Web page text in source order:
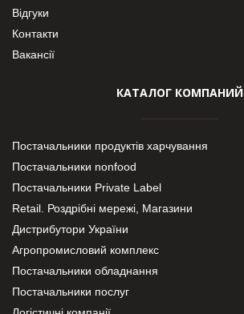
Відгуки
Контакти
Вакансії
КАТАЛОГ КОМПАНИЙ
Постачальники продуктів харчування
Постачальники nonfood
Постачальники Private Label
Retail. Роздрібні мережі, Магазини
Дистрибутори України
Агропромисловий комплекс
Постачальники обладнання
Постачальники послуг